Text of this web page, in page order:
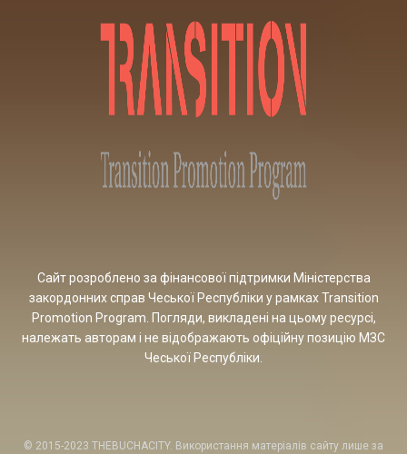
Сайт розроблено за фінансової підтримки Міністерства
закордонних справ Чеської Республіки у рамках Transition
Promotion Program. Погляди, викладені на цьому ресурсі,
належать авторам і не відображають офіційну позицію МЗС
Чеської Республіки.
© 2015-2023 THEBUCHACITY. Використання матеріалів сайту лише за